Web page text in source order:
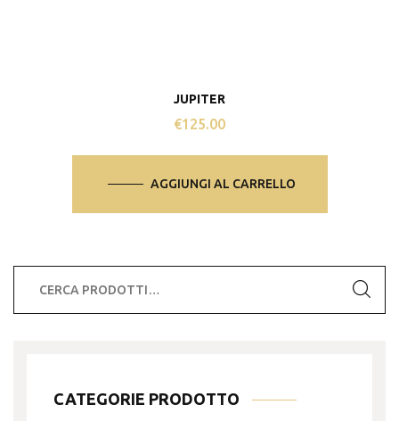
JUPITER
€125.00
AGGIUNGI AL CARRELLO
CATEGORIE PRODOTTO